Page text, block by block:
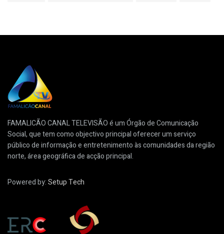
FAMALICÃO CANAL TELEVISÃO é um Órgão de Comunicação
Social, que tem como objectivo principal oferecer um serviço
público de informação e entretenimento às comunidades da região
norte, área geográfica de acção principal.
Powered by:Setup Tech